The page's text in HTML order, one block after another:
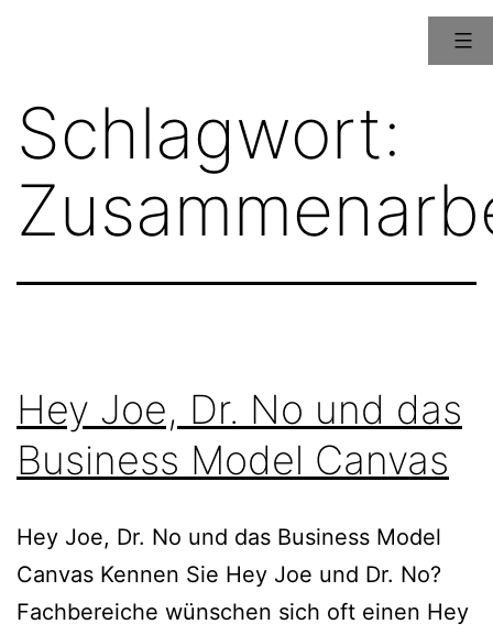
www.bungerts.de
Schlagwort:
Hey Joe, Dr. No und das
Business Model Canvas
Hey Joe, Dr. No und das Business Model
Canvas Kennen Sie Hey Joe und Dr. No?
Fachbereiche wünschen sich oft einen Hey